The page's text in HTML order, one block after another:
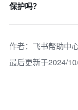
保护吗？
作者： 飞书帮助中
最后更新于2024/